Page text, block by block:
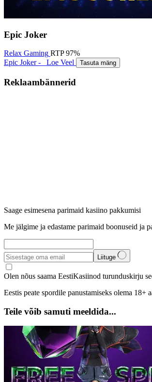
Epic Joker
Relax Gaming RTP 97%
Epic Joker -
Loe Veel Tasuta mäng
Reklaambännerid
Saage esimesena parimaid kasiino pakkumisi
Me jälgime ja edastame parimaid boonuseid ja
Liituge
Olen nõus saama EestiKasiinod turunduskirju
Eestis peate spordile panustamiseks olema
Teile võib samuti meeldida...